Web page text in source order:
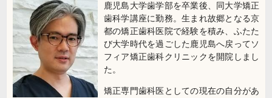
鹿児島大学歯学部を卒業後、同大学矯正
歯科学講座に勤務。生まれ故郷となる京
都の矯正歯科医院で経験を積み、ふたた
び大学時代を過ごした鹿児島へ戻ってソ
フィア矯正歯科クリニックを開院しまし
た。
矯正専門歯科医としての現在の自分があ